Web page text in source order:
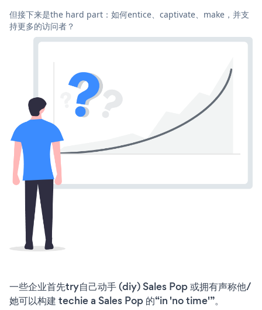
但接下来是the hard part：如何entice、captivate、make，并支
持更多的访问者？
一些企业首先try自己动手 (diy) Sales Pop 或拥有声称他/
她可以构建 techie a Sales Pop 的“in 'no time'”。